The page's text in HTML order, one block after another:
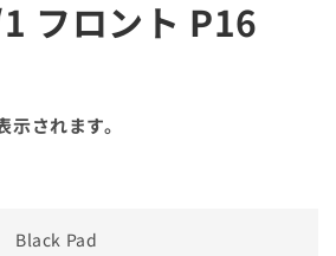
フロント P16
されます。
Black Pad